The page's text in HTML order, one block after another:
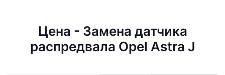
Цена - Замена датчика
распредвала Opel Astra J